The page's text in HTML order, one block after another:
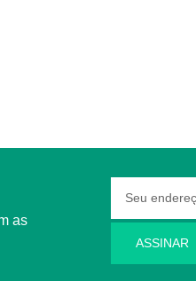
ASSINAR